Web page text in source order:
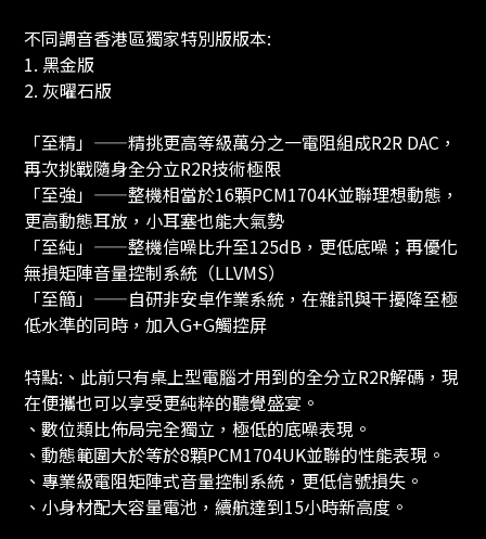
不同調音香港區獨家特別版版本:
1. 黑金版
2. 灰曜石版
「至精」——精挑更高等級萬分之一電阻組成R2R DAC，
再次挑戰隨身全分立R2R技術極限
「至強」——整機相當於16顆PCM1704K並聯理想動態，
更高動態耳放，小耳塞也能大氣勢
「至純」——整機信噪比升至125dB，更低底噪；再優化
無損矩陣音量控制系統（LLVMS）
「至簡」——自研非安卓作業系統，在雜訊與干擾降至極
低水準的同時，加入G+G觸控屏
特點:、此前只有桌上型電腦才用到的全分立R2R解碼，現
在便攜也可以享受更純粹的聽覺盛宴。
、數位類比佈局完全獨立，極低的底噪表現。
、動態範圍大於等於8顆PCM1704UK並聯的性能表現。
、專業級電阻矩陣式音量控制系統，更低信號損失。
、小身材配大容量電池，續航達到15小時新高度。